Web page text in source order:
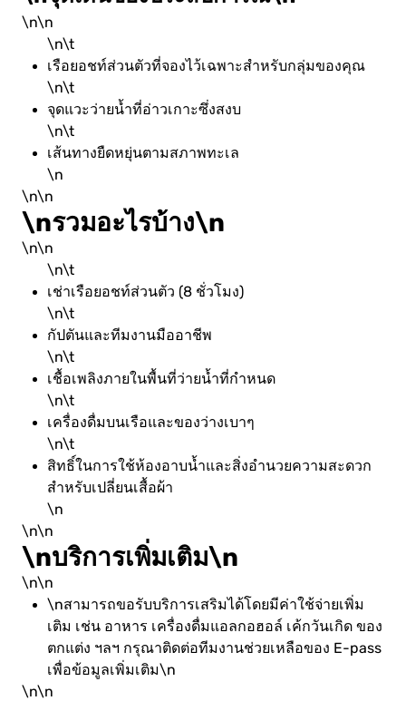
\n\n
\n\t
เรือยอชท์ส่วนตัวที่จองไว้เฉพาะสำหรับกลุ่มของคุณ
\n\t
จุดแวะว่ายน้ำที่อ่าวเกาะซึ่งสงบ
\n\t
เส้นทางยืดหยุ่นตามสภาพทะเล
\n
\n\n
\nรวมอะไรบ้าง\n
\n\n
\n\t
เช่าเรือยอชท์ส่วนตัว (8 ชั่วโมง)
\n\t
กัปตันและทีมงานมืออาชีพ
\n\t
เชื้อเพลิงภายในพื้นที่ว่ายน้ำที่กำหนด
\n\t
เครื่องดื่มบนเรือและของว่างเบาๆ
\n\t
สิทธิ์ในการใช้ห้องอาบน้ำและสิ่งอำนวยความสะดวก
สำหรับเปลี่ยนเสื้อผ้า
\n
\n\n
\nบริการเพิ่มเติม\n
\n\n
\nสามารถขอรับบริการเสริมได้โดยมีค่าใช้จ่ายเพิ่ม
เติม เช่น อาหาร เครื่องดื่มแอลกอฮอล์ เค้กวันเกิด ของ
ตกแต่ง ฯลฯ กรุณาติดต่อทีมงานช่วยเหลือของ E-pass
เพื่อข้อมูลเพิ่มเติม\n
\n\n